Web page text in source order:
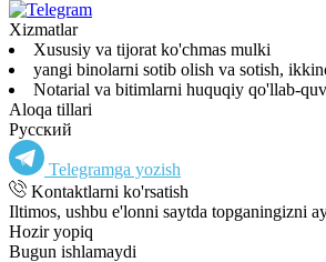
Xizmatlar
Xususiy va tijorat ko'chmas mulki
yangi binolarni sotib olish va sotish,
Notarial va bitimlarni huquqiy qo'llab-
Aloqa tillari
Русский
Telegramga yozish
Kontaktlarni ko'rsatish
Iltimos, ushbu e'lonni saytda topganingizni
Hozir yopiq
Bugun ishlamaydi